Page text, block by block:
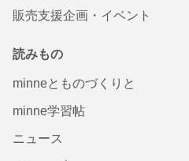
販売支援企画・イベント
読みもの
minneとものづくりと
minne学習帖
ニュース